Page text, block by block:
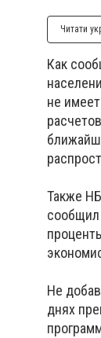
Читати
Как
не
Также
сообщил
Не
днях